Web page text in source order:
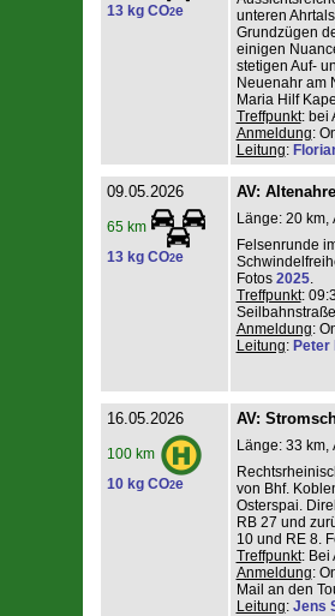
13 kg CO2e
unteren
Grundzügen
einigen
stetigen Auf-
Neuenahr am
Maria Hilf
Treffpunkt: bei
Anmeldung:
Leitung:
09.05.2026
65 km
13 kg CO2e
AV:
Länge: 20 km,
Felsenrunde
Fotos 2025.
Treffpunkt:
Anmeldung:
Leitung: Peter
16.05.2026
100 km
10 kg CO2e
AV:
Länge: 33 km,
von Bhf.
Osterspai.
RB 27 und
10 und RE 8.
Treffpunkt: Bei
Anmeldung:
Mail an den
Leitung: Jens